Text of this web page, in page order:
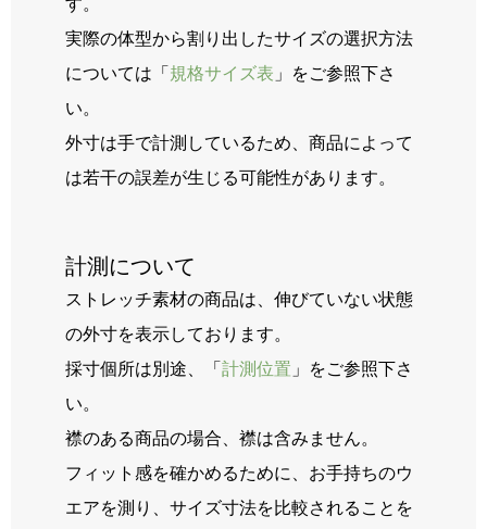
す。
実際の体型から割り出したサイズの選択方法
については「 規格サイズ表 」をご参照下さ
い。
外寸は手で計測しているため、商品によって
は若干の誤差が生じる可能性があります。
計測について
ストレッチ素材の商品は、伸びていない状態
の外寸を表示しております。
採寸個所は別途、「 計測位置 」をご参照下さ
い。
襟のある商品の場合、襟は含みません。
フィット感を確かめるために、お手持ちのウ
エアを測り、サイズ寸法を比較されることを